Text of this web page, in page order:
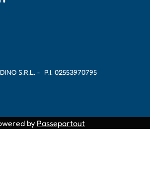
S.R.L. - P.I. 02553970795
by Passepartout